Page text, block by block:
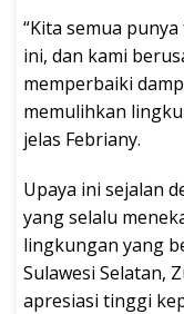
“Kita semua
ini, dan kami
memperbaiki
memulihkan
jelas Febriany.
Upaya ini sejalan
yang selalu
lingkungan yang
Sulawesi Selatan,
apresiasi tinggi